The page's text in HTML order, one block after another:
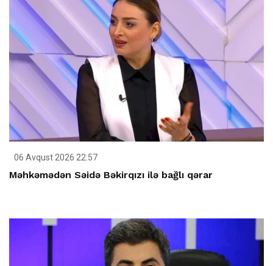
06 Avqust 2026 22:57
Məhkəmədən Səidə Bəkirqızı ilə bağlı qərar